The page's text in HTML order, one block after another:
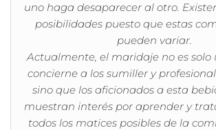
uno haga desaparecer al otro.
posibilidades puesto que estas
pueden variar.
Actualmente, el maridaje no es
concierne a los sumiller y
sino que los aficionados a esta
muestran interés por aprender y
todos los matices posibles de la